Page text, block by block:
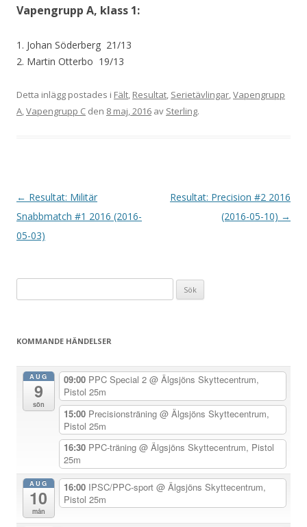
Vapengrupp A, klass 1:
1. Johan Söderberg 21/13
2. Martin Otterbo 19/13
Detta inlägg postades i Fält, Resultat, Serietävlingar,Vapengrupp
A,Vapengrupp C den 8 maj, 2016 av Sterling.
I
n
l
v
g
← Resultat: Militär
Snabbmatch #1 2016 (2016-
05-03)
Resultat: Precision #2 2016
(2016-05-10) →
efter:
KOMMANDE HÄNDELSER
AUG
9
sön
09:00 PPC Special 2 @ Älgsjöns Skyttecentrum,
Pistol 25m
15:00 Precisionsträning @ Älgsjöns Skyttecentrum,
Pistol 25m
16:30 PPC-träning @ Älgsjöns Skyttecentrum, Pistol
25m
AUG
10
mån
16:00 IPSC/PPC-sport @ Älgsjöns Skyttecentrum,
Pistol 25m